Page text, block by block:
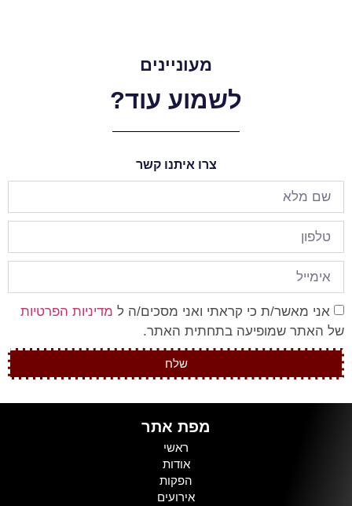
מעוניינים
לשמוע עוד?
צרו איתנו קשר
אני מאשר/ת כי קראתי ואני מסכים/ה ל מדיניות הפרטיות
של האתר שמופיעה בתחתית האתר.
שלח
מפת אתר
ראשי
אודות
הפקות
אירועים